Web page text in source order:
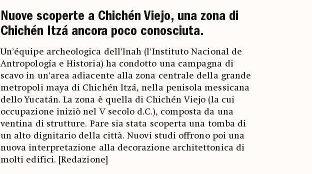
Nuove scoperte a Chichén Viejo, una zona di
Chichén Itzá ancora poco conosciuta.
Un’équipe archeologica dell’Inah (l’Instituto Nacional de
Antropología e Historia) ha condotto una campagna di
scavo in un’area adiacente alla zona centrale della grande
metropoli maya di Chichén Itzá, nella penisola messicana
dello Yucatán. La zona è quella di Chichén Viejo (la cui
occupazione iniziò nel V secolo d.C.), composta da una
ventina di strutture. Pare sia stata scoperta una tomba di
un alto dignitario della città. Nuovi studi offrono poi una
nuova interpretazione alla decorazione architettonica di
molti edifici. [Redazione]